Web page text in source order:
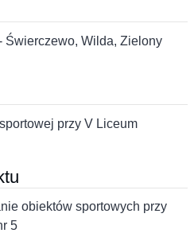
Świerczewo, Wilda, Zielony
przy V Liceum
obiektów sportowych przy
5